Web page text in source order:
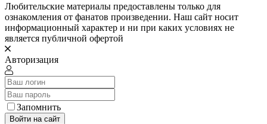
Любительские материалы предоставлены только для
ознакомления от фанатов произведении. Наш сайт носит
информационный характер и ни при каких условиях не
является публичной офертой
Авторизация
Запомнить
Войти на сайт